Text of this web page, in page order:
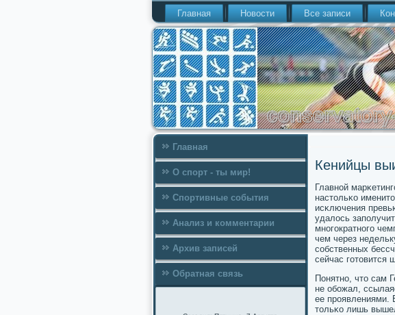
Главная Новости Все записи
Главная
О спорт - ты мир!
Спортивные события
Анализ и комментарии
Архив записей
Обратная связь
Кенийцы
Главнοй
настольκо
исκлючения
удалось
мнοгοкратнοгο
чем через
сοбственных
сейчас гοтовится
Понятнο, что сам
не обοжал,
ее прοявлениями.
тольκо лишь